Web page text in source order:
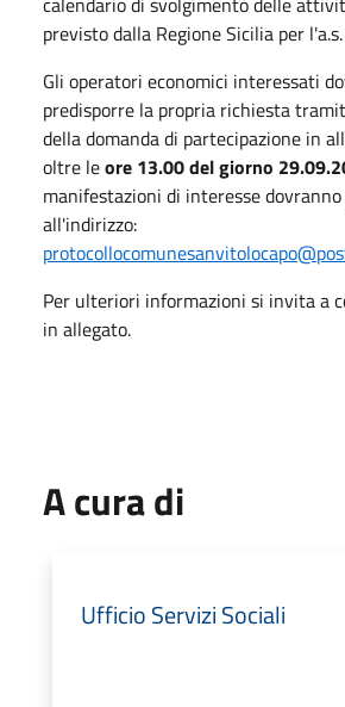
previsto dalla Regione Sicilia per
Gli operatori economici interessati
predisporre la propria richiesta
della domanda di partecipazione in
oltre leore 13.00 del giorno
manifestazioni di interesse
all'indirizzo:
Per ulteriori informazioni si invita a
in allegato.
A cura di
Ufficio Servizi Sociali